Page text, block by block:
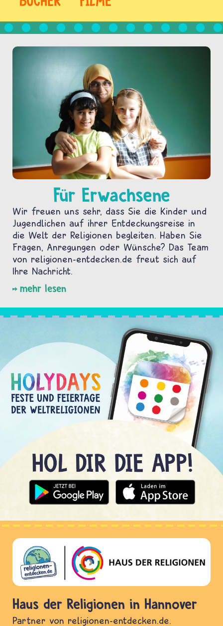
Für Erwachsene
Wir freuen uns sehr, dass Sie die Kinder und
Jugendlichen auf ihrer Entdeckungsreise in
die Welt der Religionen begleiten. Haben Sie
Fragen, Anregungen oder Wünsche? Das Team
von religionen-entdecken.de freut sich auf
Ihre Nachricht.
mehr lesen
Haus der Religionen in Hannover
Partner von religionen-entdecken.de.